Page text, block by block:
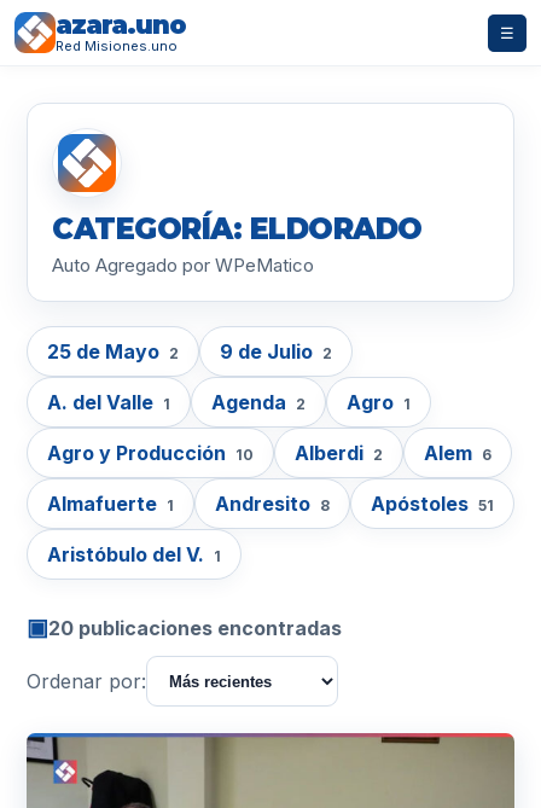
azara.uno
Red Misiones.uno
☰
CATEGORÍA: ELDORADO
Auto Agregado por WPeMatico
25 de Mayo 2 9 de Julio 2
A. del Valle 1 Agenda 2 Agro 1
Agro y Producción 10 Alberdi 2 Alem 6
Almafuerte 1 Andresito 8 Apóstoles 51
Aristóbulo del V. 1
▣20 publicaciones encontradas
Ordenar por: